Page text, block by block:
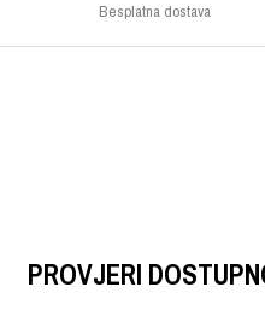
Besplatna dostava
PROVJERI